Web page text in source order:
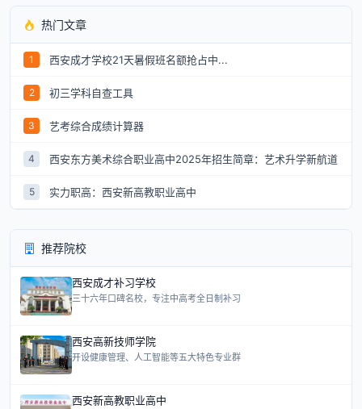
热门文章
1 西安成才学校21天暑假班名额抢占中...
2 初三学科自查工具
3 艺考综合成绩计算器
4 西安东方美术综合职业高中2025年招生简章：艺术升学新航道
5 实力职高：西安新高教职业高中
推荐院校
西安成才补习学校
三十六年口碑名校，专注中高考全日制补习
西安高新技师学院
开设健康管理、人工智能等五大特色专业群
西安新高教职业高中